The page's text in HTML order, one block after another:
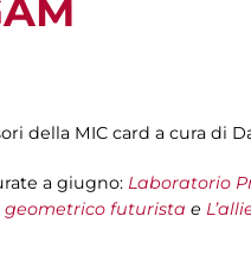
della MIC card a cura di
a giugno: Laboratorio
geometrico futurista e